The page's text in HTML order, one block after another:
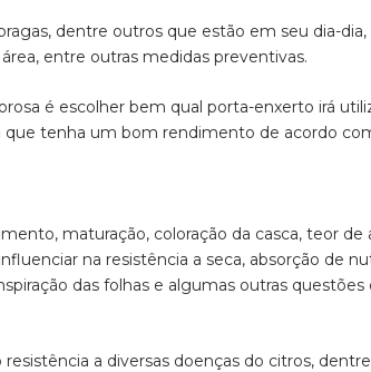
dentre outros que estão em seu dia-dia,
entre outras medidas preventivas.
é escolher bem qual porta-enxerto irá
tenha um bom rendimento de acordo
maturação, coloração da casca, teor de
na resistência a seca, absorção de
das folhas e algumas outras
a diversas doenças do citros,